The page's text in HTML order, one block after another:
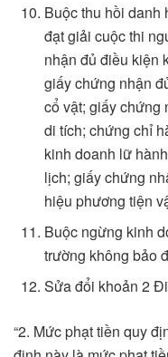
Buộc thu hồi danh
đạt giải cuộc thi
nhận đủ điều kiện
giấy chứng nhận
cổ vật; giấy chứng
di tích; chứng chỉ
kinh doanh lữ
lịch; giấy chứng
hiệu phương tiện
Buộc ngừng kinh
trường không bảo
Sửa đổi khoản 2
“2. Mức phạt tiền quy